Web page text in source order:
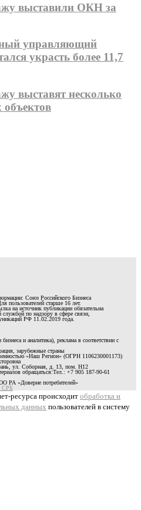
выставили ОКН за
управляющий
украсть более 11,7
выставят несколько
Союз Российского Бизнеса
старше 16 лет.
на источник публикации обязательна
службой по надзору в сфере связи,
РФ 11.02.2019 года.
и аналитика), реклама в соответствии с
зарубежные страны
«Наш Регион» (ОГРН 1106230001173)
ул. Соборная, д. 13, пом. Н12
обращаться:Тел.: +7 905 187-90-61
РА «Доверие потребителей»
СРБ
ресурса происходит обработка и
данных пользователей в систему